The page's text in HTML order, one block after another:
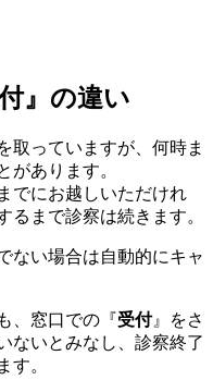
』の違い
取っていますが、何時ま
があります。
でにお越しいただけれ
るまで診察は続きます。
ない場合は自動的にキャ
、窓口での『受付』をさ
ないとみなし、診察終了
す。